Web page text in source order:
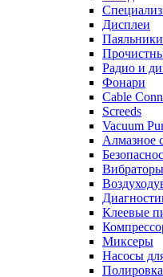
Дисплеи
Паяльники
Радио и
Фонари
Cable
Screeds
Vacuum
Алмазное
Клеевые
Миксеры
Насосы